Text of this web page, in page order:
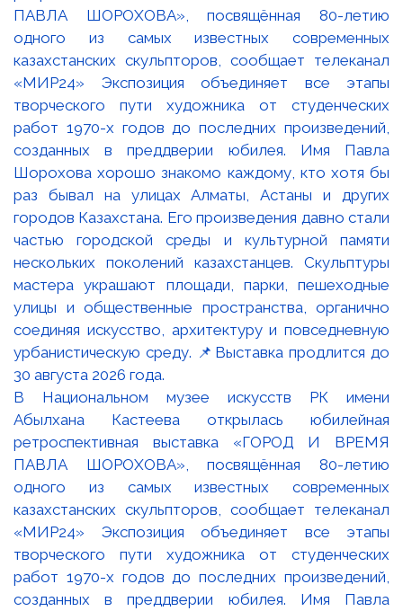
В Национальном музее искусств РК имени
Абылхана Кастеева открылась юбилейная
ретроспективная выставка «ГОРОД И ВРЕМЯ
ПАВЛА ШОРОХОВА», посвящённая 80-летию
одного из самых известных современных
казахстанских скульпторов, сообщает телеканал
«МИР24» Экспозиция объединяет все этапы
творческого пути художника от студенческих
работ 1970-х годов до последних произведений,
созданных в преддверии юбилея. Имя Павла